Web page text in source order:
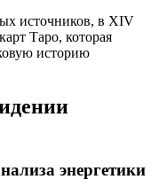
источников, в XIV
Таро, которая
историю
энергетики